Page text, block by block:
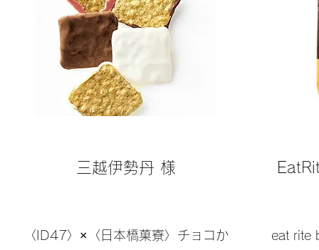
​​三越伊勢丹 様
〈ID47〉×〈日本橋菓寮〉チョコか
eat rite